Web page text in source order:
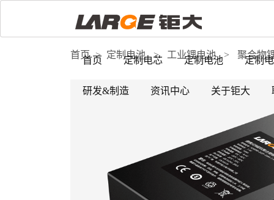
首页 定制电芯 定制电池 定制
研发&制造 资讯中心 关于钜大
首页 > 定制电池 > 工业锂电池 > 聚合物